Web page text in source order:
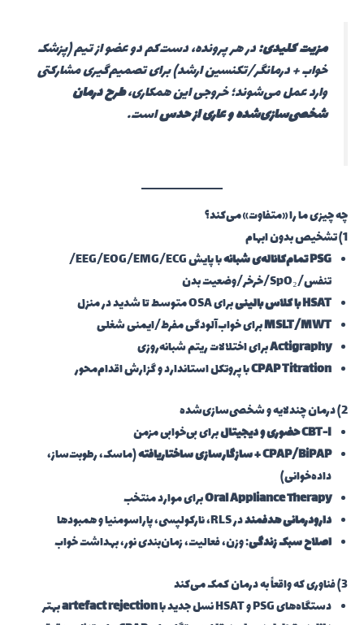
مزیت کلیدی:در هر پرونده، دست‌کم دو عضو از تیم (پزشک
خواب + درمانگر/تکنسین ارشد) برای تصمیم‌گیری مشارکتی
وارد عمل می‌شوند؛ خروجی این همکاری،طرح درمان
شخصی‌سازی‌شده و عاری از حدساست.
چه چیزی ما را «متفاوت» می‌کند؟
1) تشخیص بدون ابهام
PSG تمام‌کاناله‌ی شبانه
با پایش EEG/EOG/EMG/ECG/
تنفس/SpO₂/خرخر/وضعیت بدن
HSAT با کلاس بالینی
برای OSA متوسط تا شدید در منزل
MSLT/MWTبرای خواب‌آلودگی مفرط/ایمنی شغلی
Actigraphyبرای اختلالات ریتم شبانه‌روزی
CPAP Titrationبا پروتکل استاندارد و گزارش اقدام‌محور
2) درمان چندلایه و شخصی‌سازی‌شده
CBT-I حضوری و دیجیتال
برای بی‌خوابی مزمن
CPAP/BiPAP + سازگارسازی ساختاریافته
(ماسک، رطوبت‌ساز،
داده‌خوانی)
Oral Appliance Therapyبرای موارد منتخب
دارودرمانی هدفمنددر RLS، نارکولپسی، پاراسومنیا و همبودها
اصلاح سبک زندگی: وزن، فعالیت، زمان‌بندی نور، بهداشت خواب
3) فناوری که واقعاً به درمان کمک می‌کند
دستگاه‌های PSG و HSAT نسل جدید با
artefact rejectionبهتر